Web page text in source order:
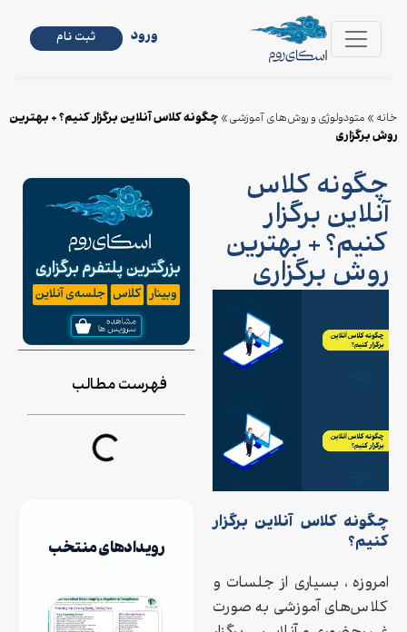
ورود ثبت نام
خانه » متودولوژی و روش‌های آموزشی» چگونه کلاس آنلاین برگزار کنیم؟ + بهترین
روش برگزاری
چگونه کلاس
آنلاین برگزار
کنیم؟ + بهترین
روش برگزاری
چگونه کلاس آنلاین برگزار
کنیم؟
امروزه ، بسیاری از جلسات و
کلاس‌های آموزشی به صورت
فهرست مطالب
رویدادهای منتخب